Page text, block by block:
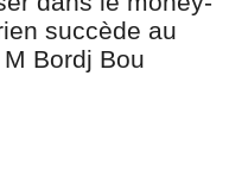
succède au
Bordj Bou